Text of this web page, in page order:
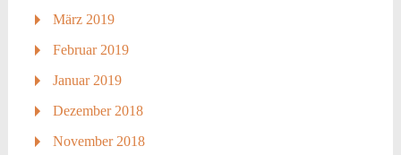
März 2019
Februar 2019
Januar 2019
Dezember 2018
November 2018